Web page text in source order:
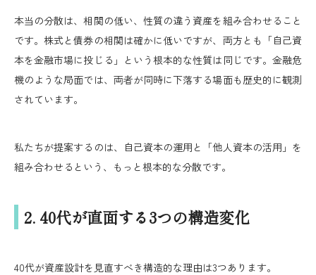
本当の分散は、相関の低い、性質の違う資産を組み合わせること
です。株式と債券の相関は確かに低いですが、両方とも「自己資
本を金融市場に投じる」という根本的な性質は同じです。金融危
機のような局面では、両者が同時に下落する場面も歴史的に観測
されています。
私たちが提案するのは、自己資本の運用と「他人資本の活用」を
組み合わせるという、もっと根本的な分散です。
2. 40代が直面する3つの構造変化
40代が資産設計を見直すべき構造的な理由は3つあります。